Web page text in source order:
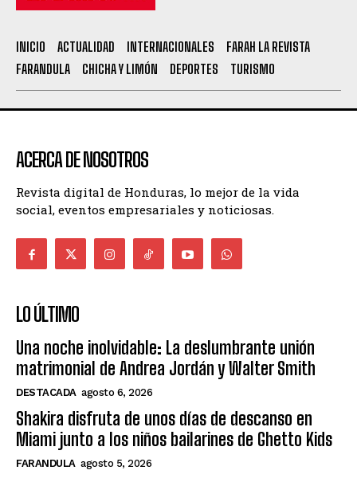
INICIO ACTUALIDAD INTERNACIONALES
FARAH LA REVISTA
FARANDULA
CHICHA Y LIMÓN DEPORTES TURISMO
ACERCA DE NOSOTROS
Revista digital de Honduras, lo mejor de la vida
social, eventos empresariales y noticiosas.
LO ÚLTIMO
Una noche inolvidable: La deslumbrante unión
matrimonial de Andrea Jordán y Walter Smith
DESTACADA agosto 6, 2026
Shakira disfruta de unos días de descanso en
Miami junto a los niños bailarines de Ghetto Kids
FARANDULA agosto 5, 2026